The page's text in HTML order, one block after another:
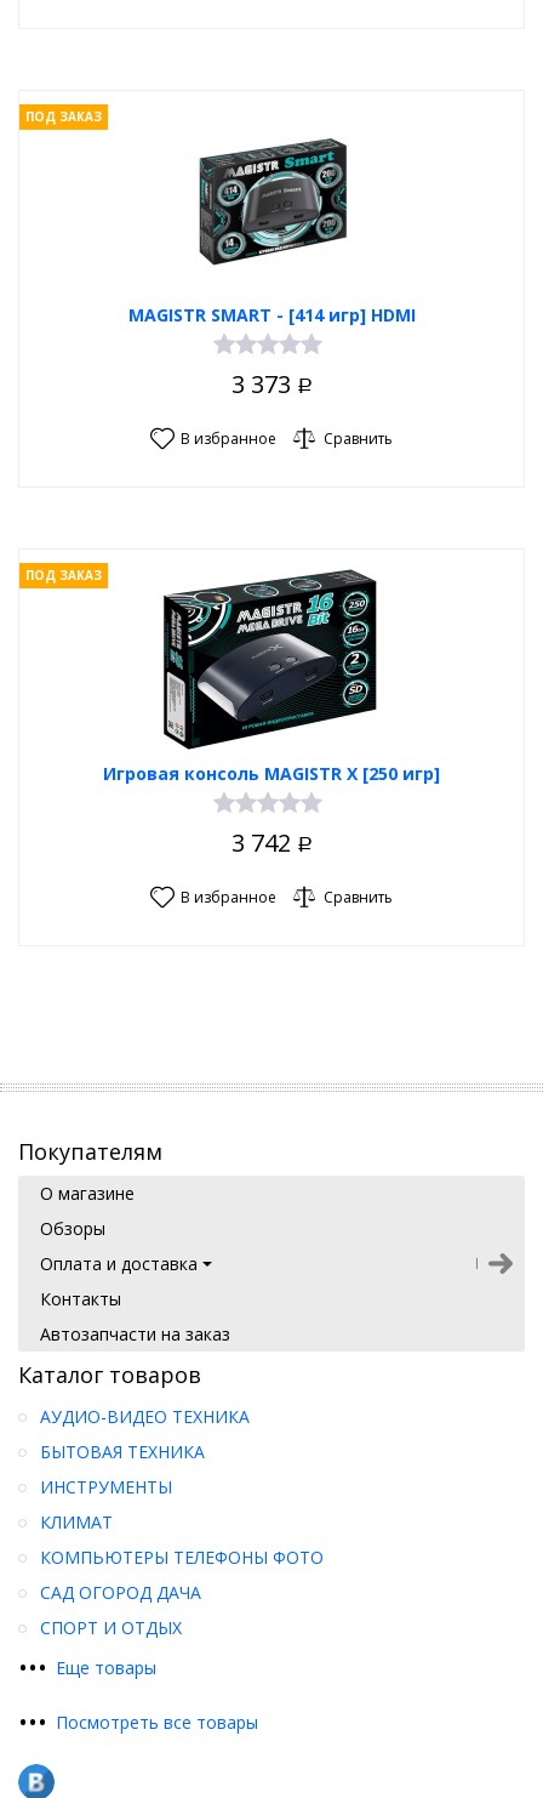
MAGISTR SMART - [414 игр] HDMI
ПОД ЗАКАЗ
3 373 Р
В избранное Сравнить
Игровая консоль MAGISTR X [250 игр]
ПОД ЗАКАЗ
3 742 Р
В избранное Сравнить
Покупателям
О магазине
Обзоры
Оплата и доставка
Контакты
Автозапчасти на заказ
Каталог товаров
••• Еще товары
АУДИО-ВИДЕО ТЕХНИКА
БЫТОВАЯ ТЕХНИКА
ИНСТРУМЕНТЫ
КЛИМАТ
КОМПЬЮТЕРЫ ТЕЛЕФОНЫ ФОТО
САД ОГОРОД ДАЧА
СПОРТ И ОТДЫХ
••• Посмотреть все товары